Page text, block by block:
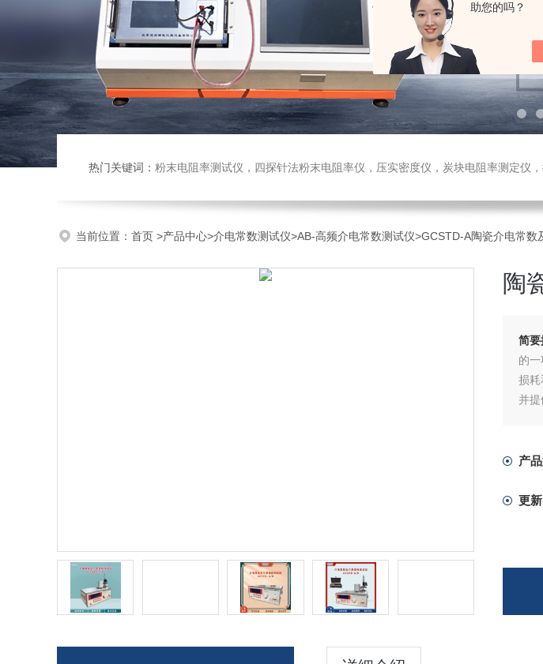
助您的吗？
热门关键词： 粉末电阻率测试仪，四探针法粉末电阻率仪，压实密度仪，炭块电阻率测定仪，振实密度仪，比表面积测试仪，真密度仪，炭块热膨胀仪
当前位置： 首页 >产品中心>介电常数测试仪>AB-高频介电常数测试仪>GCSTD-A陶瓷介电常数
陶
简要
的
损耗
并
产
更新